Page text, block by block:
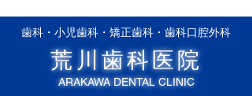
歯科・小児歯科・矯正歯科・歯科口腔外科
荒川歯科医院
ARAKAWA DENTAL CLINIC